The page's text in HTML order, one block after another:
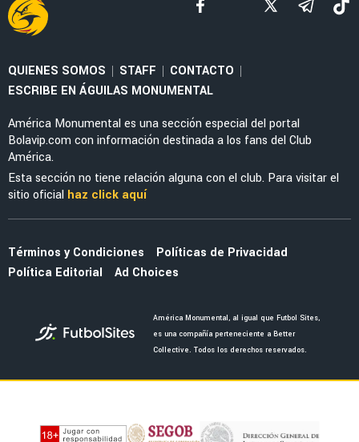
CONCACHAMPIONS
Lo que tendría que pasar para que América
juegue ante Inter de Miami en la
Concachampions